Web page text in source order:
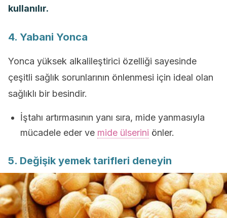
kullanılır.
4. Yabani Yonca
Yonca yüksek alkalileştirici özelliği sayesinde
çeşitli sağlık sorunlarının önlenmesi için ideal olan
sağlıklı bir besindir.
İştahı artırmasının yanı sıra, mide yanmasıyla
mücadele eder ve mide ülserini önler.
5. Değişik yemek tarifleri deneyin